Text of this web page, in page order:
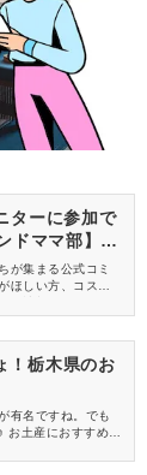
ターに参加で
ドママ部】部
が集まる公式コミ
しい方、コスメサ
！栃木県のお
有名ですね。でも
お土産におすすめの